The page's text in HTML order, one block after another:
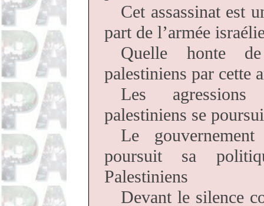
Cet assassinat est
part de l’armée
Quelle honte
palestiniens par cette
Les
palestiniens se
Le
poursuit sa
Palestiniens
Devant le silence